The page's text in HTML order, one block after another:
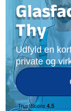
Thy
Udfyld en
private og